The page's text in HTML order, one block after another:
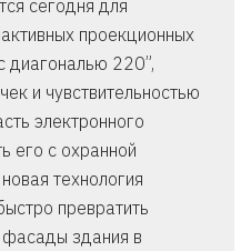
сегодня для
проекционных
диагональю 220”,
и чувствительностью
электронного
его с охранной
технология
превратить
здания в